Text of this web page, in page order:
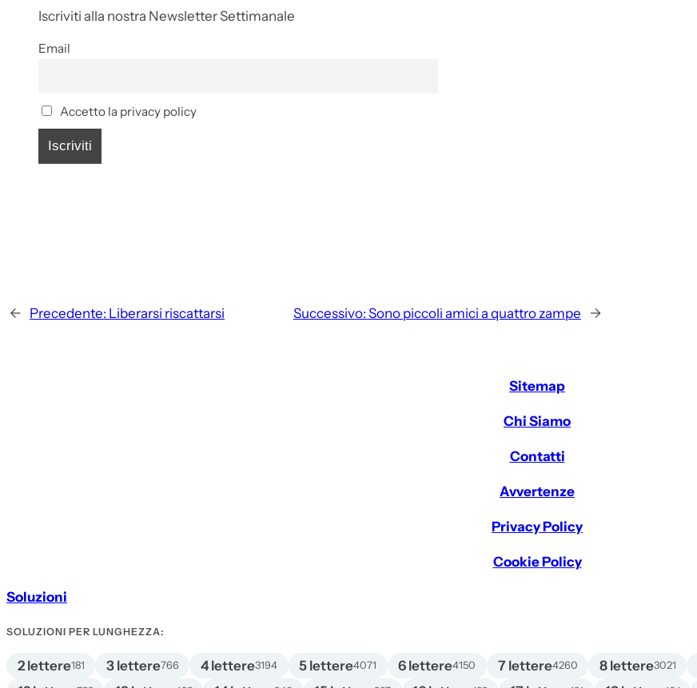
Iscriviti alla nostra Newsletter Settimanale
Email
Accetto la privacy policy
← Precedente: Liberarsi riscattarsi Successivo: Sono piccoli amici a quattro zampe →
Sitemap
Chi Siamo
Contatti
Avvertenze
Privacy Policy
Cookie Policy
Soluzioni
SOLUZIONI PER LUNGHEZZA:
2 lettere181 3 lettere766 4 lettere3194 5 lettere4071 6 lettere4150 7 lettere4260 8 lettere3021